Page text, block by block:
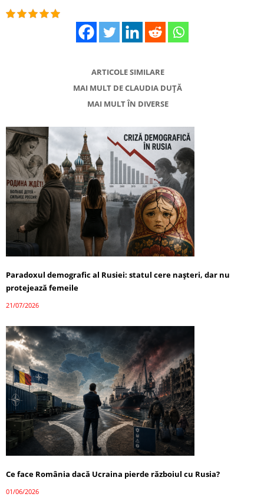
ARTICOLE SIMILARE
MAI MULT DE CLAUDIA DUȚĂ
MAI MULT ÎN DIVERSE
Paradoxul demografic al Rusiei: statul cere nașteri, dar nu
protejează femeile
21/07/2026
Ce face România dacă Ucraina pierde războiul cu Rusia?
01/06/2026